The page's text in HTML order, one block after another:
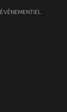
ÉVÉNEMENTIEL